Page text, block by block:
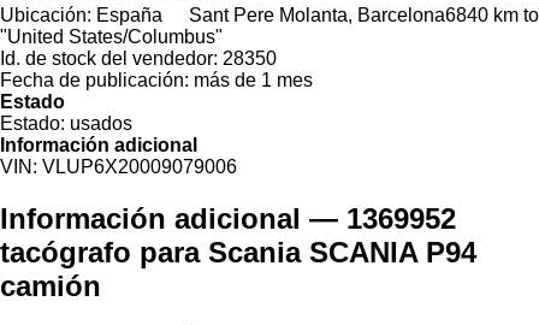
Ubicación: España Sant Pere Molanta, Barcelona6840 km to
"United States/Columbus"
Id. de stock del vendedor: 28350
Fecha de publicación: más de 1 mes
Estado
Estado: usados
Información adicional
VIN: VLUP6X20009079006
Información adicional — 1369952
tacógrafo para Scania SCANIA P94
camión